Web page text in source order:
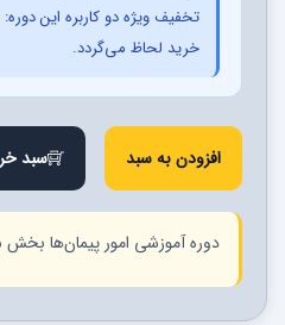
تخفیف ویژه دو کاربره این دوره:
خرید لحاظ می‌گردد.
افزودن به سبد سبد خرید
دوره آموزشی امور پیمان‌ها بخش